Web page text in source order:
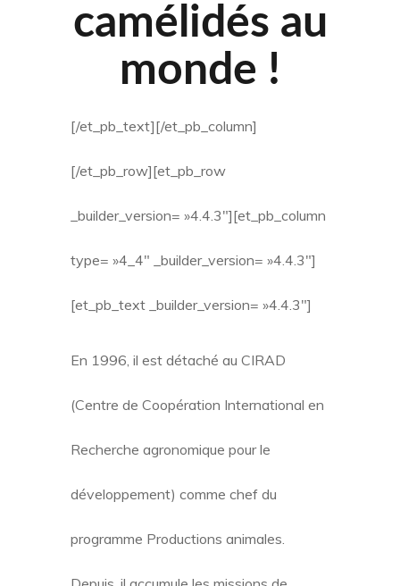
camélidés au
monde !
[/et_pb_text][/et_pb_column]
[/et_pb_row][et_pb_row
_builder_version= »4.4.3″][et_pb_column
type= »4_4″ _builder_version= »4.4.3″]
[et_pb_text _builder_version= »4.4.3″]
En 1996, il est détaché au CIRAD
(Centre de Coopération International en
Recherche agronomique pour le
développement) comme chef du
programme Productions animales.